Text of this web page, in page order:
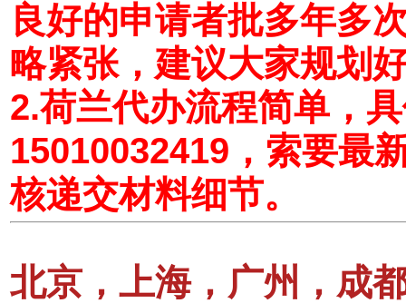
良好的申请者批多年多
略紧张，建议大家规划
2.荷兰代办流程简单，
15010032419，索要最
核递交材料细节。
北京，上海，广州，成